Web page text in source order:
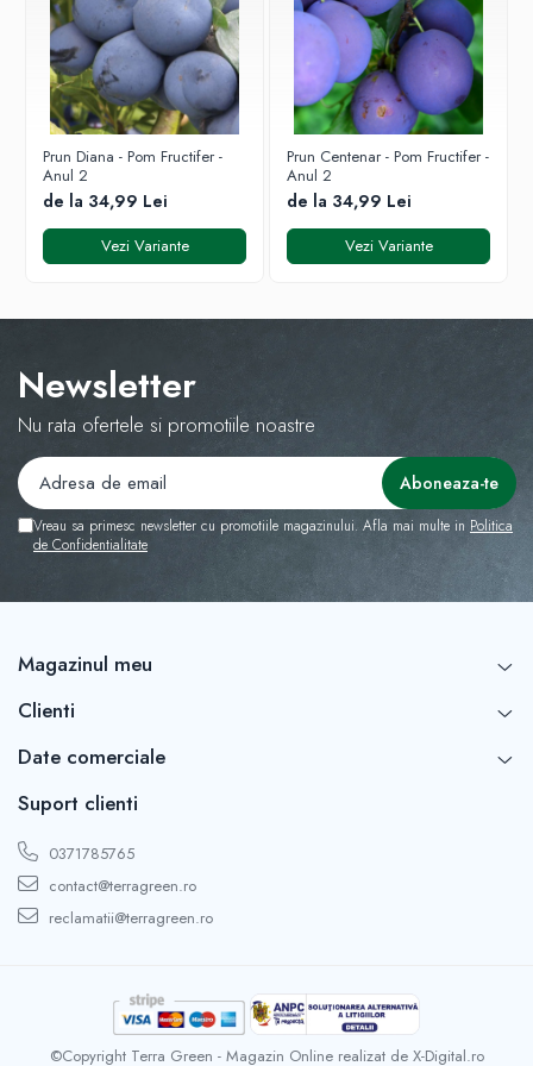
3. Plantarea: Scoateți balotul din ghiveci cu grijă, fără a
sfărâma pământul. Poziționați în groapă astfel încât
punctul de altoire să fie la 2-3 cm deasupra solului.
4. Îngrijire:Plantarea se face Primăvara și Toamna. Udați
din abundență imediat după plantare.
Prun Diana - Pom Fructifer -
Anul 2
de la 34,99 Lei
Vezi Variante
Prun Centenar - Pom Fructifer -
Anul 2
de la 34,99 Lei
Vezi Variante
Newsletter
Nu rata ofertele si promotiile noastre
Vreau sa primesc newsletter cu promotiile magazinului. Afla mai multe in Politica
de Confidentialitate
Magazinul meu
Clienti
Date comerciale
Suport clienti
0371785765
contact@terragreen.ro
reclamatii@terragreen.ro
©Copyright Terra Green - Magazin Online realizat de X-Digital.ro